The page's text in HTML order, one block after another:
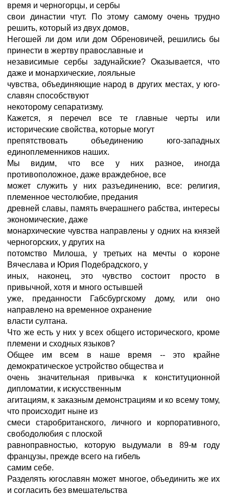
время и черногорцы, и сербы
свои династии чтут. По этому самому очень трудно
решить, который из двух домов,
Негошей ли дом или дом Обреновичей, решились бы
принести в жертву православные и
независимые сербы задунайские? Оказывается, что
даже и монархические, лояльные
чувства, объединяющие народ в других местах, у юго-
славян способствуют
некоторому сепаратизму.
Кажется, я перечел все те главные черты или
исторические свойства, которые могут
препятствовать объединению юго-западных
единоплеменников наших.
Мы видим, что все у них разное, иногда
противоположное, даже враждебное, все
может служить у них разъединению, все: религия,
племенное честолюбие, предания
древней славы, память вчерашнего рабства, интересы
экономические, даже
монархические чувства направлены у одних на князей
черногорских, у других на
потомство Милоша, у третьих на мечты о короне
Вячеслава и Юрия Подебрадского, у
иных, наконец, это чувство состоит просто в
привычной, хотя и много остывшей
уже, преданности Габсбургскому дому, или оно
направлено на временное охранение
власти султана.
Что же есть у них у всех общего исторического, кроме
племени и сходных языков?
Общее им всем в наше время -- это крайне
демократическое устройство общества и
очень значительная привычка к конституционной
дипломатии, к искусственным
агитациям, к заказным демонстрациям и ко всему тому,
что происходит ныне из
смеси старобританского, личного и корпоративного,
свободолюбия с плоской
равноправностью, которую выдумали в 89-м году
французы, прежде всего на гибель
самим себе.
Разделять югославян может многое, объединить же их
и согласить без вмешательства